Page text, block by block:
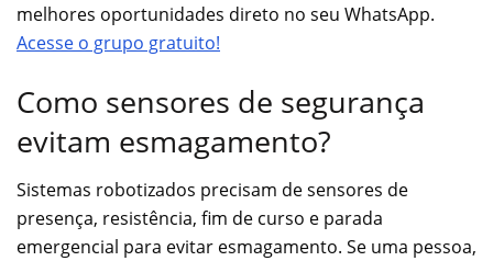
melhores oportunidades direto no seu WhatsApp.
Acesse o grupo gratuito!
Como sensores de segurança
evitam esmagamento?
Sistemas robotizados precisam de sensores de
presença, resistência, fim de curso e parada
emergencial para evitar esmagamento. Se uma pessoa,